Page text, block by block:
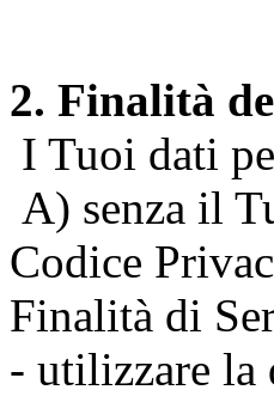
2. Finalità
I Tuoi dati
A) senza il
Codice
Finalità di
- utilizzare la